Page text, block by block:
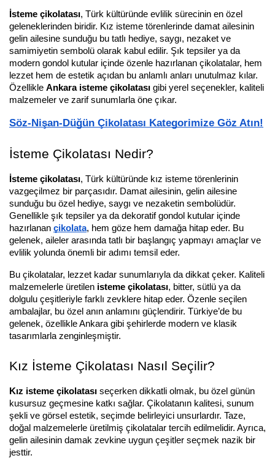
İsteme çikolatası, Türk kültüründe evlilik sürecinin en özel
geleneklerinden biridir. Kız isteme törenlerinde damat ailesinin
gelin ailesine sunduğu bu tatlı hediye, saygı, nezaket ve
samimiyetin sembolü olarak kabul edilir. Şık tepsiler ya da
modern gondol kutular içinde özenle hazırlanan çikolatalar, hem
lezzet hem de estetik açıdan bu anlamlı anları unutulmaz kılar.
Özellikle Ankara isteme çikolatası gibi yerel seçenekler, kaliteli
malzemeler ve zarif sunumlarla öne çıkar.
Söz-Nişan-Düğün Çikolatası Kategorimize Göz Atın!
İsteme Çikolatası Nedir?
İsteme çikolatası, Türk kültüründe kız isteme törenlerinin
vazgeçilmez bir parçasıdır. Damat ailesinin, gelin ailesine
sunduğu bu özel hediye, saygı ve nezaketin sembolüdür.
Genellikle şık tepsiler ya da dekoratif gondol kutular içinde
hazırlanan çikolata, hem göze hem damağa hitap eder. Bu
gelenek, aileler arasında tatlı bir başlangıç yapmayı amaçlar ve
evlilik yolunda önemli bir adımı temsil eder.
Bu çikolatalar, lezzet kadar sunumlarıyla da dikkat çeker. Kaliteli
malzemelerle üretilen isteme çikolatası, bitter, sütlü ya da
dolgulu çeşitleriyle farklı zevklere hitap eder. Özenle seçilen
ambalajlar, bu özel anın anlamını güçlendirir. Türkiye’de bu
gelenek, özellikle Ankara gibi şehirlerde modern ve klasik
tasarımlarla zenginleşmiştir.
Kız İsteme Çikolatası Nasıl Seçilir?
Kız isteme çikolatası seçerken dikkatli olmak, bu özel günün
kusursuz geçmesine katkı sağlar. Çikolatanın kalitesi, sunum
şekli ve görsel estetik, seçimde belirleyici unsurlardır. Taze,
doğal malzemelerle üretilmiş çikolatalar tercih edilmelidir. Ayrıca,
gelin ailesinin damak zevkine uygun çeşitler seçmek nazik bir
jesttir.